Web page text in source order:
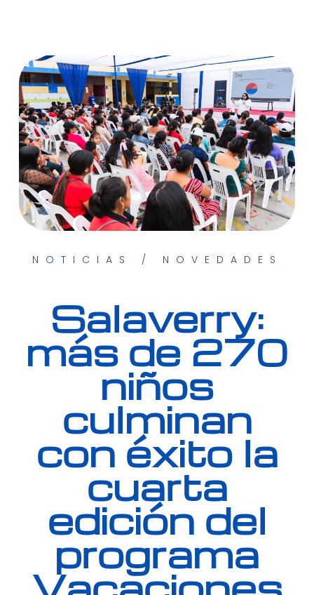
NOTICIAS / NOVEDADES
Salaverry:
más de 270
niños
culminan
con éxito la
cuarta
edición del
programa